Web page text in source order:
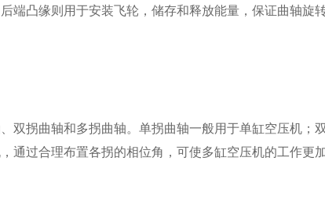
端凸缘则用于安装飞轮，储存和释放能量，保证曲轴旋
双拐曲轴和多拐曲轴。单拐曲轴一般用于单缸空压机；
通过合理布置各拐的相位角，可使多缸空压机的工作更